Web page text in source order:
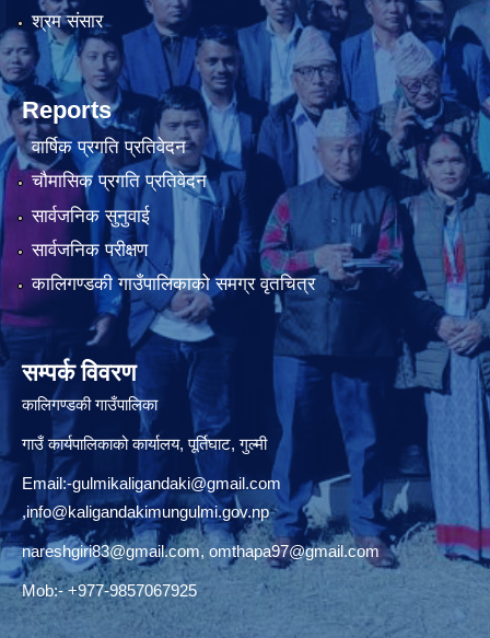
श्रम संसार
Reports
वार्षिक प्रगति प्रतिवेदन
चौमासिक प्रगति प्रतिवेदन
सार्वजनिक सुनुवाई
सार्वजनिक परीक्षण
कालिगण्डकी गाउँपालिकाको समग्र वृतचित्र
सम्पर्क विवरण
कालिगण्डकी गाउँपालिका
गाउँ कार्यपालिकाको कार्यालय, पूर्तिघाट, गुल्मी
Email:-gulmikaligandaki@gmail.com
,info@kaligandakimungulmi.gov.np
nareshgiri83@gmail.com, omthapa97@gmail.com
Mob:- +977-9857067925